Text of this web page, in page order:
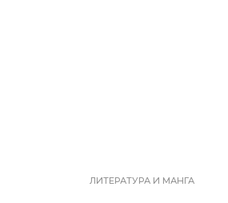
ЛИТЕРАТУРА И МАНГА